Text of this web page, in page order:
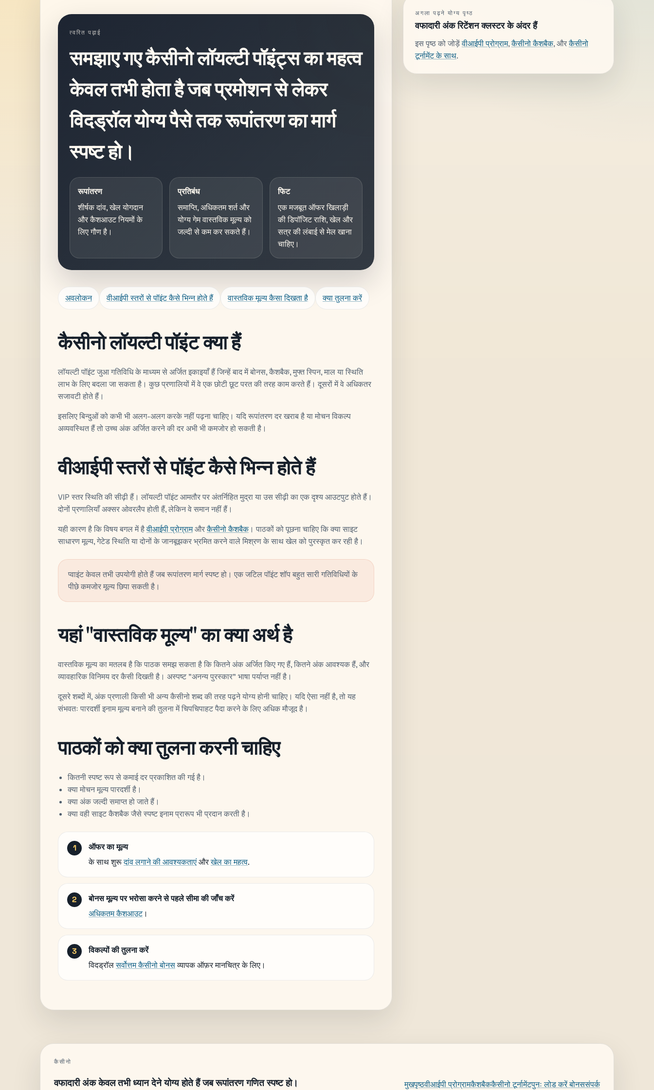
त्वरित पढ़ाई
समझाए गए कैसीनो लॉयल्टी पॉइंट्स का महत्व
केवल तभी होता है जब प्रमोशन से लेकर
विदड्रॉल योग्य पैसे तक रूपांतरण का मार्ग
स्पष्ट हो।
रूपांतरण
शीर्षक दांव, खेल योगदान
और कैशआउट नियमों के
लिए गौण है।
प्रतिबंध
समाप्ति, अधिकतम शर्त और
योग्य गेम वास्तविक मूल्य को
जल्दी से कम कर सकते हैं।
फिट
एक मजबूत ऑफर खिलाड़ी
की डिपॉजिट राशि, खेल और
सत्र की लंबाई से मेल खाना
चाहिए।
अवलोकन वीआईपी स्तरों से पॉइंट कैसे भिन्न होते हैं वास्तविक मूल्य कैसा दिखता है क्या तुलना करें
कैसीनो लॉयल्टी पॉइंट क्या हैं
लॉयल्टी पॉइंट जुआ गतिविधि के माध्यम से अर्जित इकाइयाँ हैं जिन्हें बाद में बोनस, कैशबैक, मुफ्त स्पिन, माल या स्थिति
लाभ के लिए बदला जा सकता है। कुछ प्रणालियों में वे एक छोटी छूट परत की तरह काम करते हैं। दूसरों में वे अधिकतर
सजावटी होते हैं।
इसलिए बिन्दुओं को कभी भी अलग-अलग करके नहीं पढ़ना चाहिए। यदि रूपांतरण दर खराब है या मोचन विकल्प
अव्यवस्थित हैं तो उच्च अंक अर्जित करने की दर अभी भी कमजोर हो सकती है।
वीआईपी स्तरों से पॉइंट कैसे भिन्न होते हैं
VIP स्तर स्थिति की सीढ़ी हैं। लॉयल्टी पॉइंट आमतौर पर अंतर्निहित मुद्रा या उस सीढ़ी का एक दृश्य आउटपुट होते हैं।
दोनों प्रणालियाँ अक्सर ओवरलैप होती हैं, लेकिन वे समान नहीं हैं।
यही कारण है कि विषय बगल में हैवीआईपी प्रोग्रामऔरकैसीनो कैशबैक। पाठकों को पूछना चाहिए कि क्या साइट
साधारण मूल्य, गेटेड स्थिति या दोनों के जानबूझकर भ्रमित करने वाले मिश्रण के साथ खेल को पुरस्कृत कर रही है।
प्वाइंट केवल तभी उपयोगी होते हैं जब रूपांतरण मार्ग स्पष्ट हो। एक जटिल पॉइंट शॉप बहुत सारी गतिविधियों के
पीछे कमजोर मूल्य छिपा सकती है।
यहां "वास्तविक मूल्य" का क्या अर्थ है
वास्तविक मूल्य का मतलब है कि पाठक समझ सकता है कि कितने अंक अर्जित किए गए हैं, कितने अंक आवश्यक हैं, और
व्यावहारिक विनिमय दर कैसी दिखती है। अस्पष्ट "अनन्य पुरस्कार" भाषा पर्याप्त नहीं है।
दूसरे शब्दों में, अंक प्रणाली किसी भी अन्य कैसीनो शब्द की तरह पढ़ने योग्य होनी चाहिए। यदि ऐसा नहीं है, तो यह
संभवतः पारदर्शी इनाम मूल्य बनाने की तुलना में चिपचिपाहट पैदा करने के लिए अधिक मौजूद है।
पाठकों को क्या तुलना करनी चाहिए
कितनी स्पष्ट रूप से कमाई दर प्रकाशित की गई है।
क्या मोचन मूल्य पारदर्शी है।
क्या अंक जल्दी समाप्त हो जाते हैं।
क्या वही साइट कैशबैक जैसे स्पष्ट इनाम प्रारूप भी प्रदान करती है।
ऑफर का मूल्य
के साथ शुरूदांव लगाने की आवश्यकताएंऔरखेल का महत्व.
बोनस मूल्य पर भरोसा करने से पहले सीमा की जाँच करें
अधिकतम कैशआउट।
विकल्पों की तुलना करें
विदड्रॉलसर्वोत्तम कैसीनो बोनसव्यापक ऑफ़र मानचित्र के लिए।
अगला पढ़ने योग्य पृष्ठ
वफादारी अंक रिटेंशन क्लस्टर के अंदर हैं
इस पृष्ठ को जोड़ेंवीआईपी प्रोग्राम,कैसीनो कैशबैक, औरकैसीनो
टूर्नामेंट के साथ.
कैसीनो
वफादारी अंक केवल तभी ध्यान देने योग्य होते हैं जब रूपांतरण गणित स्पष्ट हो। मुखपृष्ठवीआईपी प्रोग्रामकैशबैककैसीनो टूर्नामेंटपुनः लोड करें बोनससंपर्क